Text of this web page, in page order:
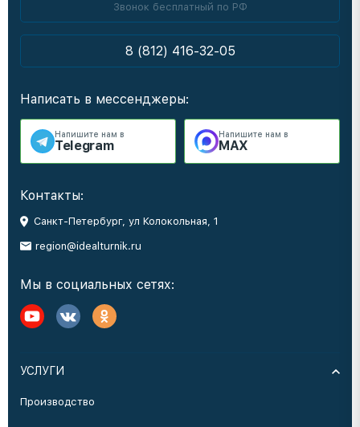
Звонок бесплатный по РФ
8 (812) 416-32-05
Написать в мессенджеры:
Напишите нам в
Telegram
Напишите нам в
MAX
Контакты:
Санкт-Петербург, ул Колокольная, 1
region@idealturnik.ru
Мы в социальных сетях:
УСЛУГИ
Производство